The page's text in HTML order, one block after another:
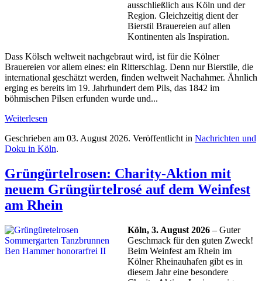
ausschließlich aus Köln und der
Region. Gleichzeitig dient der
Bierstil Brauereien auf allen
Kontinenten als Inspiration.
Dass Kölsch weltweit nachgebraut wird, ist für die Kölner
Brauereien vor allem eines: ein Ritterschlag. Denn nur Bierstile, die
international geschätzt werden, finden weltweit Nachahmer. Ähnlich
erging es bereits im 19. Jahrhundert dem Pils, das 1842 im
böhmischen Pilsen erfunden wurde und...
Weiterlesen
Geschrieben am 03. August 2026. Veröffentlicht in Nachrichten und
Doku in Köln.
Grüngürtelrosen: Charity-Aktion mit
neuem Grüngürtelrosé auf dem Weinfest
am Rhein
Köln, 3. August 2026 – Guter
Geschmack für den guten Zweck!
Beim Weinfest am Rhein im
Kölner Rheinauhafen gibt es in
diesem Jahr eine besondere